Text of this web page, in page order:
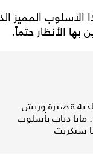
المميز
الأنظار حتماً.
قصيرة وريش
دياب بأسلوب
سيكريت